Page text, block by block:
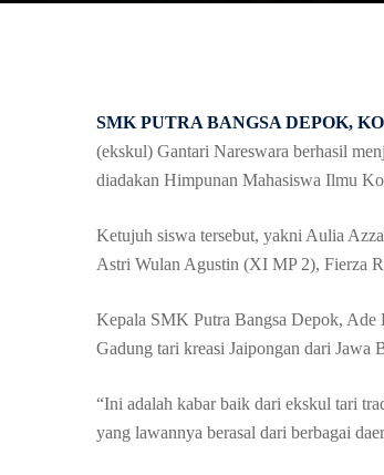
SMK PUTRA BANGSA DEPOK,
(ekskul) Gantari Nareswara berhasil
diadakan Himpunan Mahasiswa Ilmu
Ketujuh siswa tersebut, yakni Aulia
Astri Wulan Agustin (XI MP 2), Fierza
Kepala SMK Putra Bangsa Depok, Ade
Gadung tari kreasi Jaipongan dari Jawa
“Ini adalah kabar baik dari ekskul tari
yang lawannya berasal dari berbagai